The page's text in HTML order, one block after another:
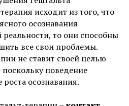
исходит из того, что
осознавания
то они способны
все свои проблемы.
не ставит своей целью
поведение
осознавания.